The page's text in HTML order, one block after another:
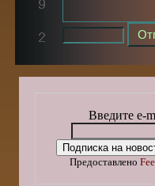
Введите e-
Предоставлено